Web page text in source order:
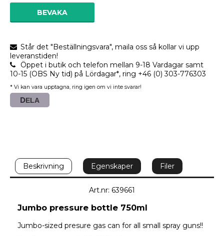
BEVAKA
Står det "Beställningsvara", maila oss så kollar vi upp
leveranstiden!
Öppet i butik och telefon mellan 9-18 Vardagar samt
10-15 (OBS Ny tid) på Lördagar*, ring +46 (0) 303-776303
* Vi kan vara upptagna, ring igen om vi inte svarar!
DELA
Beskrivning Egenskaper Filer
Art.nr: 639661
Jumbo pressure bottle 750ml
Jumbo-sized presure gas can for all small spray guns!!